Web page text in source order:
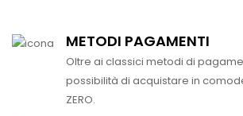
METODI PAGAMENTI
Oltre ai classici metodi di
possibilità di acquistare in
ZERO.